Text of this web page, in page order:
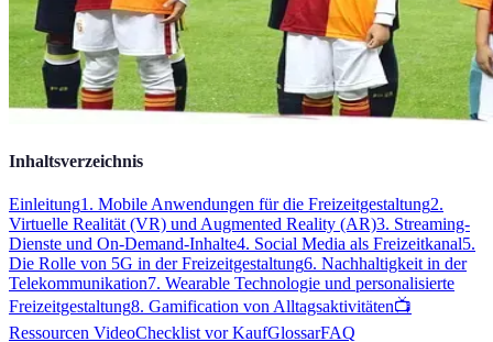
Inhaltsverzeichnis
Einleitung1. Mobile Anwendungen für die Freizeitgestaltung2.
Virtuelle Realität (VR) und Augmented Reality (AR)3. Streaming-
Dienste und On-Demand-Inhalte4. Social Media als Freizeitkanal5.
Die Rolle von 5G in der Freizeitgestaltung6. Nachhaltigkeit in der
Telekommunikation7. Wearable Technologie und personalisierte
Freizeitgestaltung8. Gamification von Alltagsaktivitäten📺
Ressourcen VideoChecklist vor KaufGlossarFAQ